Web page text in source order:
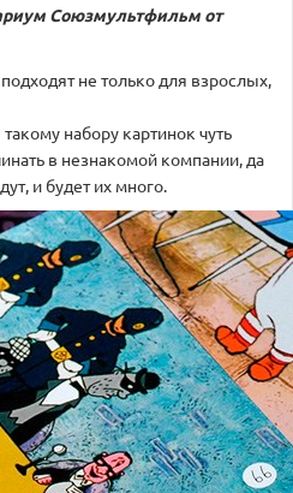
Союзмультфильм от
не только для взрослых,
набору картинок чуть
в незнакомой компании, да
и будет их много.